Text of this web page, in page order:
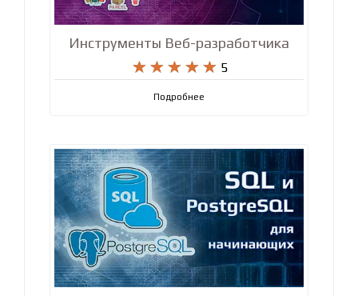
Инструменты Веб-разработчика
    
     5
Подробнее